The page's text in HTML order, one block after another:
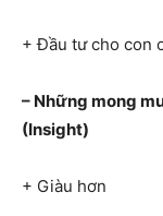
+ Đầu tư cho con
– Những mong
(Insight)
+ Giàu hơn